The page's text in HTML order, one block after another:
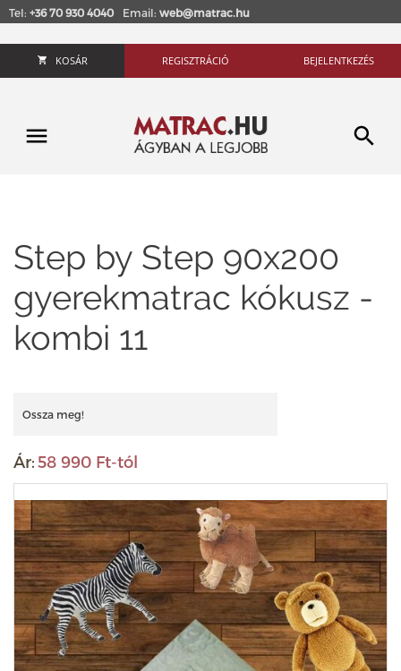
Tel: +36 70 930 4040 Email: web@matrac.hu
KOSÁR REGISZTRÁCIÓ BEJELENTKEZÉS
Step by Step 90x200
gyerekmatrac kókusz -
kombi 11
Ossza meg!
Ár: 58 990 Ft-tól